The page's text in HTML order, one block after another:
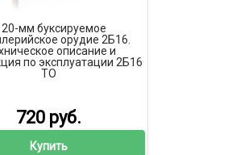
мм буксируемое
орудие 2Б16.
описание и
по эксплуатации 2Б16
ТО
720 руб.
Купить